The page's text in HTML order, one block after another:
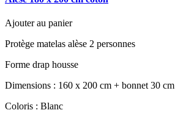
Ajouter au panier
Protège matelas alèse 2 personnes
Forme drap housse
Dimensions : 160 x 200 cm + bonnet 30 cm
Coloris : Blanc